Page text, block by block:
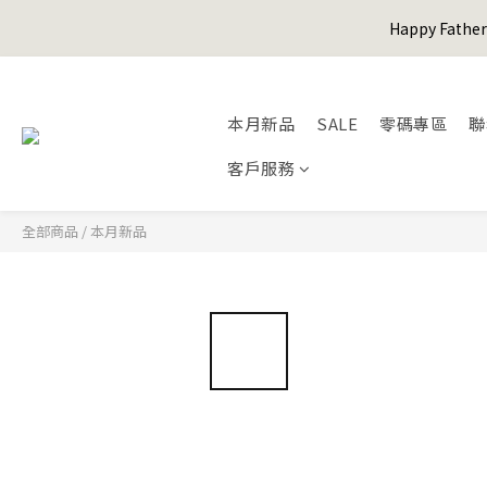
Happy
Happy
本月新品 SALE 零碼專區
客戶服務
全部商品 / 本月新品